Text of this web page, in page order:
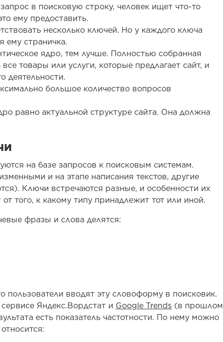
в поисковую строку, человек ищет что-то
ему предоставить.
несколько ключей. Но у каждого ключа
ему страничка.
ядро, тем лучше. Полностью собранная
товары или услуги, которые предлагает сайт, и
деятельности.
большое количество вопросов
равно актуальной структуре сайта. Она должна
на базе запросов к поисковым системам.
и на этапе написания текстов, другие
Ключи встречаются разные, и особенности их
того, к какому типу принадлежит тот или иной.
фразы и слова делятся:
пользователи вводят эту словоформу в поисковик.
Яндекс.Вордстат и Google Trends (в прошлом
есть показатель частотности. По нему можно